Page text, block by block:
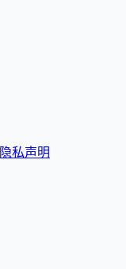
隐私声明